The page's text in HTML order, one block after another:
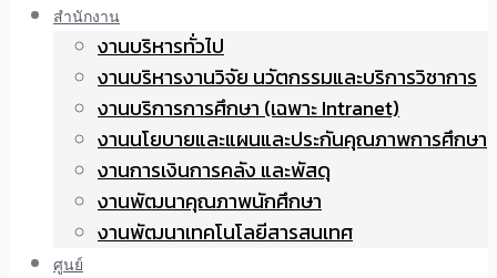
สำนักงาน
งานบริหารทั่วไป
งานบริหารงานวิจัย นวัตกรรมและบริการวิชาการ
งานบริการการศึกษา (เฉพาะ Intranet)
งานนโยบายและแผนและประกันคุณภาพการศึกษา
งานการเงินการคลัง และพัสดุ
งานพัฒนาคุณภาพนักศึกษา
งานพัฒนาเทคโนโลยีสารสนเทศ
ศูนย์